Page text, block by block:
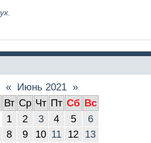
« Июнь 2021 »
Вт Ср Чт Пт Сб Вс
1
2 3 4 5
6
8 9 10 11 12 13